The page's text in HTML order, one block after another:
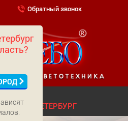
Обратный звонок
САНКТ-ПЕТЕРБУРГ